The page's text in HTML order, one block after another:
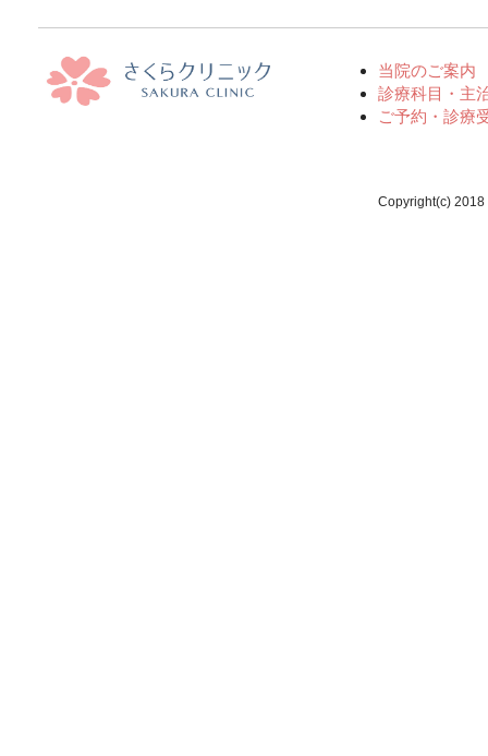
当院のご案内
診療科目・主
ご予約・診療
Copyright(c)